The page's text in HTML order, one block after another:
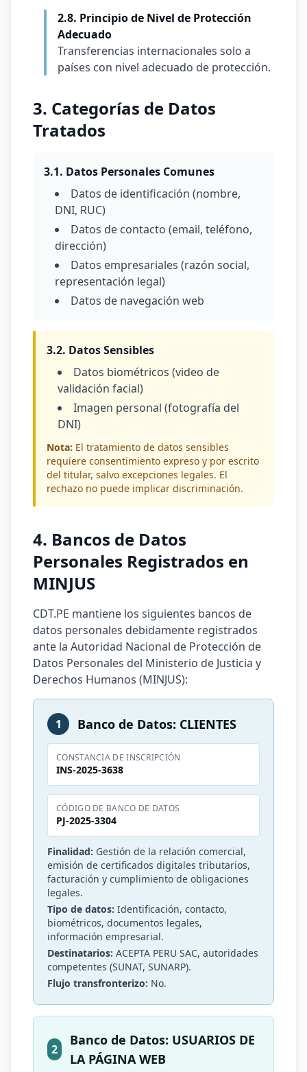
2.8. Principio de Nivel de Protección
Adecuado
Transferencias internacionales solo a
países con nivel adecuado de protección.
3. Categorías de Datos
Tratados
3.1. Datos Personales Comunes
Datos de identificación (nombre,
DNI, RUC)
Datos de contacto (email, teléfono,
dirección)
Datos empresariales (razón social,
representación legal)
Datos de navegación web
3.2. Datos Sensibles
Datos biométricos (video de
validación facial)
Imagen personal (fotografía del
DNI)
Nota: El tratamiento de datos sensibles
requiere consentimiento expreso y por escrito
del titular, salvo excepciones legales. El
rechazo no puede implicar discriminación.
4. Bancos de Datos
Personales Registrados en
MINJUS
CDT.PE mantiene los siguientes bancos de
datos personales debidamente registrados
ante la Autoridad Nacional de Protección de
Datos Personales del Ministerio de Justicia y
Derechos Humanos (MINJUS):
1 Banco de Datos: CLIENTES
CONSTANCIA DE INSCRIPCIÓN
INS-2025-3638
CÓDIGO DE BANCO DE DATOS
PJ-2025-3304
Finalidad: Gestión de la relación comercial,
emisión de certificados digitales tributarios,
facturación y cumplimiento de obligaciones
legales.
Tipo de datos: Identificación, contacto,
biométricos, documentos legales,
información empresarial.
Destinatarios: ACEPTA PERU SAC, autoridades
competentes (SUNAT, SUNARP).
Flujo transfronterizo: No.
2
Banco de Datos: USUARIOS DE
LA PÁGINA WEB